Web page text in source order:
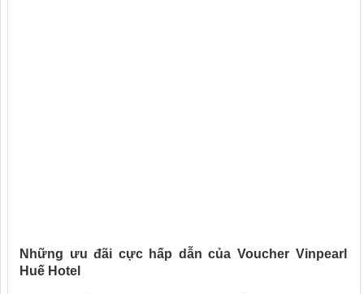
Những ưu đãi cực hấp dẫn của Voucher Vinpearl
Huế Hotel